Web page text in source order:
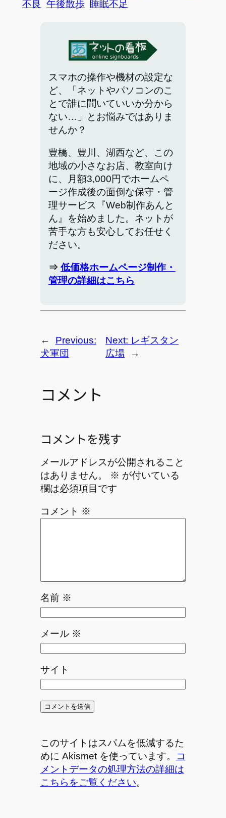
不良
午後散歩 睡眠不足
スマホの操作や機材の設定な
ど、「ネットやパソコンのこ
とで誰に聞いていいか分から
ない…」とお悩みではありま
せんか？
豊橋、豊川、湖西など、この
地域の小さなお店、教室向け
に、月額3,000円でホームペ
ージ作成後の面倒な保守・管
理サービス『Web制作あんと
ん』を始めました。ネットが
苦手な方も安心してお任せく
ださい。
⇒ 低価格ホームページ制作・
管理の詳細はこちら
←
Previous:
犬軍団
Next: レギスタン
広場
→
コメント
コメントを残す
メールアドレスが公開されること
はありません。
※ が付いている
欄は必須項目です
コメント ※
名前 ※
メール ※
サイト
このサイトはスパムを低減するた
めに Akismet を使っています。
コ
メントデータの処理方法の詳細は
こちらをご覧ください。